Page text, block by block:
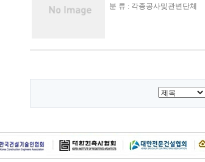
분 류 : 각종공사및관변단체